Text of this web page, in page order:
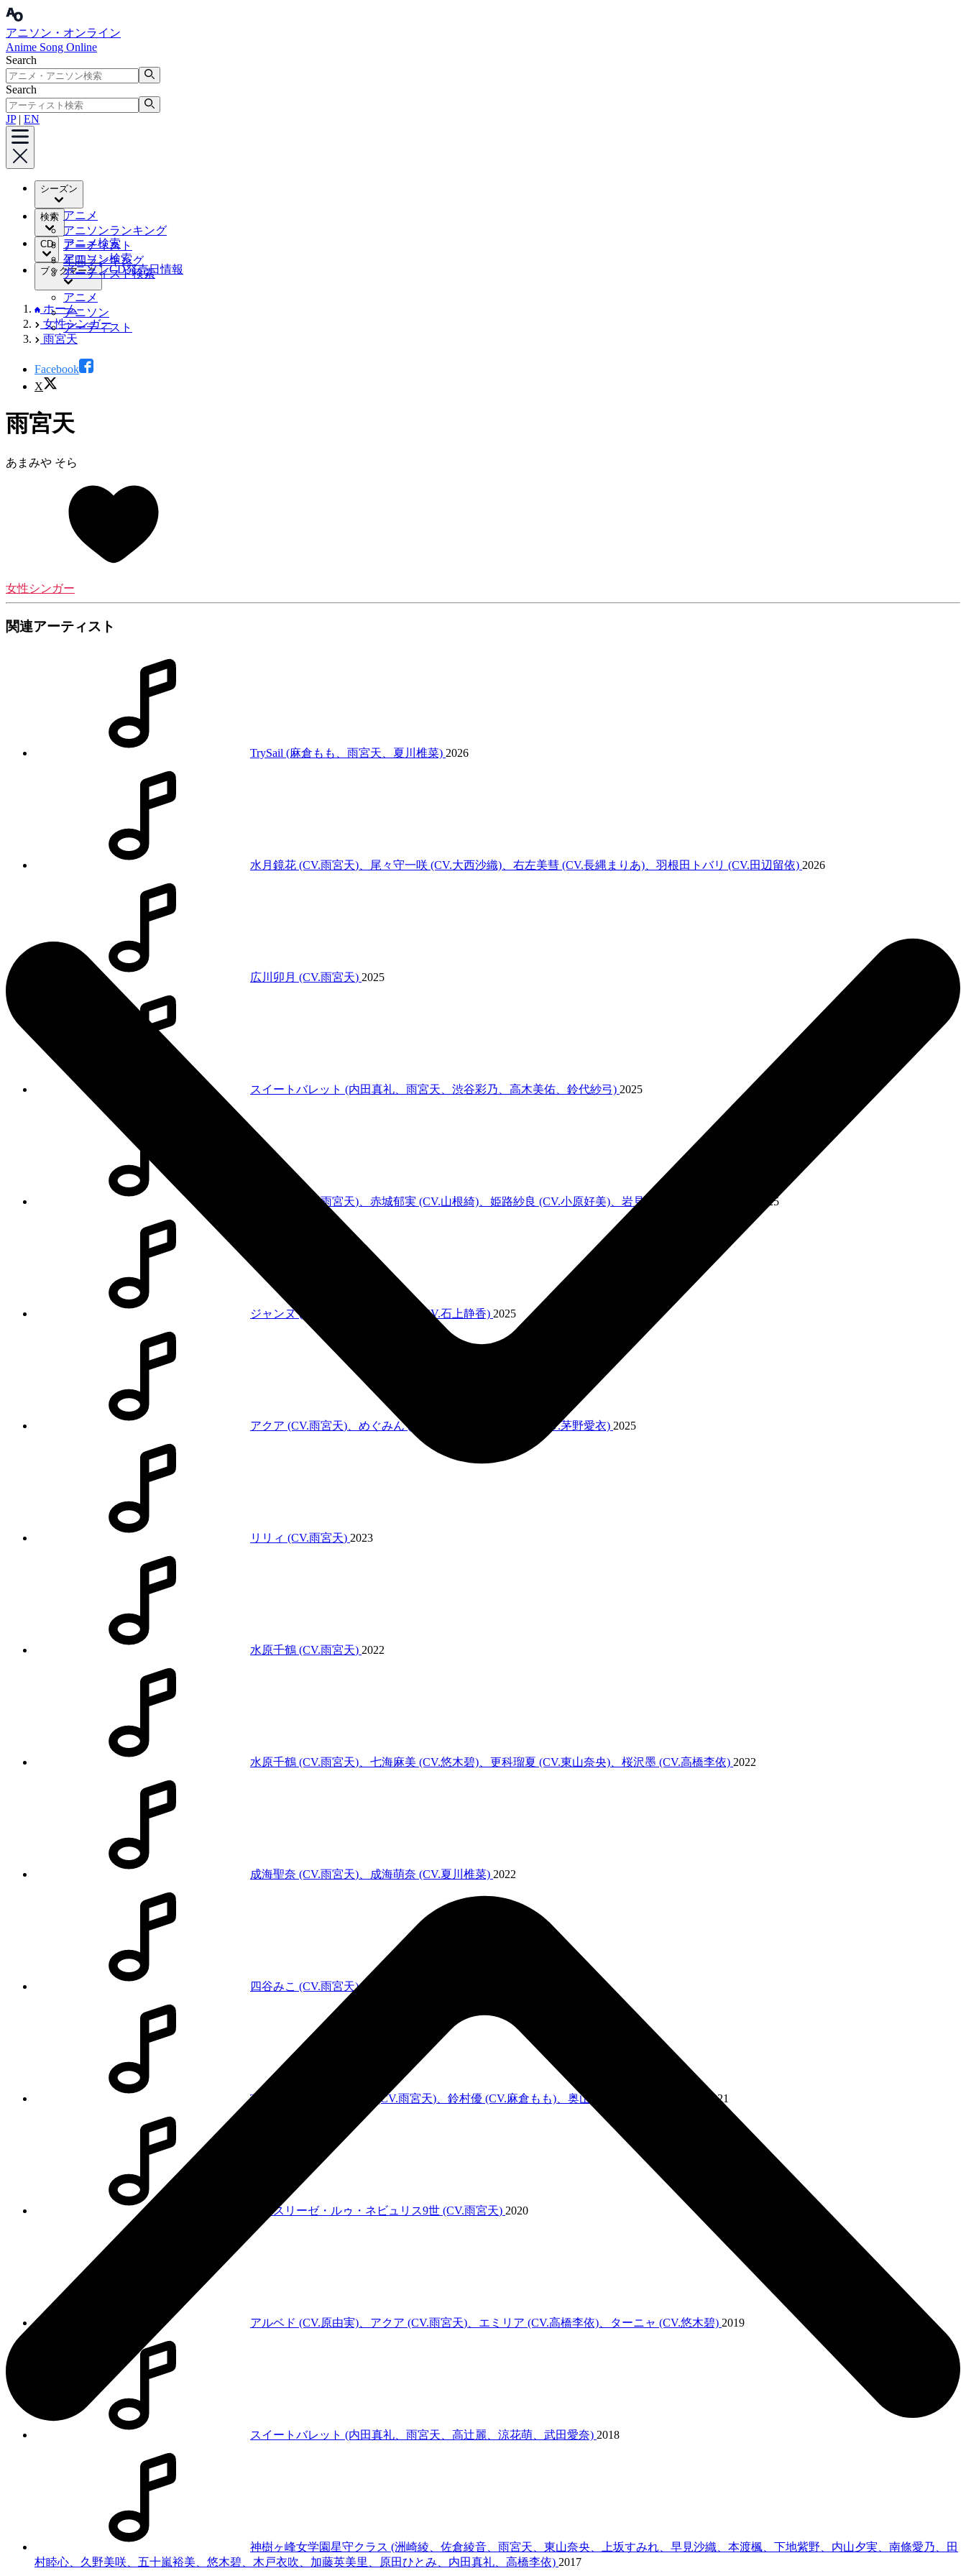
アニソン・オンライン
Anime Song Online
Search
Search
JP| EN
シーズン
アニメ
アニソンランキング
アーティスト
年間ランキング
検索
アニメ検索
アニソン検索
アーティスト検索
CD
アニソンCD発売日情報
ブックマーク
アニメ
アニソン
アーティスト
ホーム
女性シンガー
雨宮天
Facebook
X
雨宮天
あまみや そら
女性シンガー
関連アーティスト
TrySail (麻倉もも、 雨宮天 、夏川椎菜) 2026
水月鏡花 (CV.雨宮天)、尾々守一咲 (CV.大西沙織)、右左美彗 (CV.長縄まりあ)、羽根田トバリ (CV.田辺留依) 2026
広川卯月 (CV.雨宮天) 2025
スイートバレット (内田真礼、 雨宮天 、渋谷彩乃、高木美佑、鈴代紗弓) 2025
広川卯月 (CV.雨宮天)、赤城郁実 (CV.山根綺)、姫路紗良 (CV.小原好美)、岩見沢寧々 (CV.上田麗奈) 2025
ジャンヌ (CV. )、アオジル (CV.石上静香) 2025
アクア (CV.雨宮天)、めぐみん (CV.高橋李衣)、ダクネス (CV.茅野愛衣) 2025
リリィ (CV.雨宮天) 2023
水原千鶴 (CV.雨宮天) 2022
水原千鶴 (CV.雨宮天)、七海麻美 (CV.悠木碧)、更科瑠夏 (CV.東山奈央)、桜沢墨 (CV.高橋李依) 2022
成海聖奈 (CV.雨宮天)、成海萌奈 (CV.夏川椎菜) 2022
四谷みこ (CV.雨宮天)2021
TRINITYAiLE [天動瑠依 (CV.雨宮天)、鈴村優 (CV.麻倉もも)、奥山すみれ (CV.夏川椎菜)] 2021
アリスリーゼ・ルゥ・ネビュリス9世 (CV.雨宮天) 2020
アルベド (CV.原由実)、アクア (CV.雨宮天)、エミリア (CV.高橋李依)、ターニャ (CV.悠木碧) 2019
スイートバレット (内田真礼、 雨宮天 、高辻麗、涼花萌、武田愛奈) 2018
神樹ヶ峰女学園星守クラス (洲崎綾、佐倉綾音、 雨宮天 、東山奈央、上坂すみれ、早見沙織、本渡楓、下地紫野、内山夕実、南條愛乃、田
村睦心、久野美咲、五十嵐裕美、悠木碧、木戸衣吹、加藤英美里、原田ひとみ、内田真礼、高橋李依) 2017